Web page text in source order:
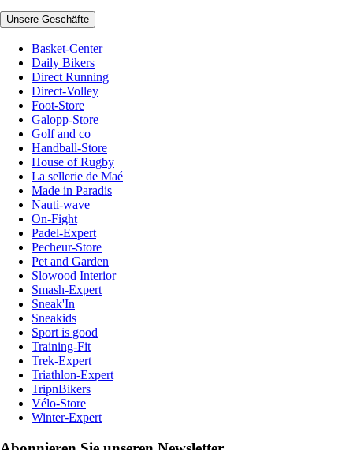
Unsere Geschäfte
Basket-Center
Daily Bikers
Direct Running
Direct-Volley
Foot-Store
Galopp-Store
Golf and co
Handball-Store
House of Rugby
La sellerie de Maé
Made in Paradis
Nauti-wave
On-Fight
Padel-Expert
Pecheur-Store
Pet and Garden
Slowood Interior
Smash-Expert
Sneak'In
Sneakids
Sport is good
Training-Fit
Trek-Expert
Triathlon-Expert
TripnBikers
Vélo-Store
Winter-Expert